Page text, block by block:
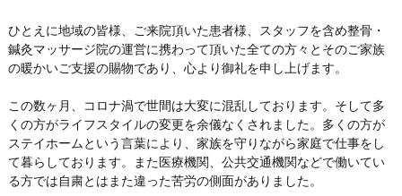
ひとえに地域の皆様、ご来院頂いた患者様、スタッフを含め整骨・
鍼灸マッサージ院の運営に携わって頂いた全ての方々とそのご家族
の暖かいご支援の賜物であり、心より御礼を申し上げます。
この数ヶ月、コロナ渦で世間は大変に混乱しております。そして多
くの方がライフスタイルの変更を余儀なくされました。多くの方が
ステイホームという言葉により、家族を守りながら家庭で仕事をし
て暮らしております。また医療機関、公共交通機関などで働いてい
る方では自粛とはまた違った苦労の側面がありました。